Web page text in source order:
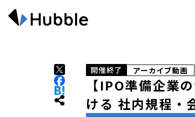
開催終了 アーカイブ動画
【IPO準備企業
ける 社内規程・